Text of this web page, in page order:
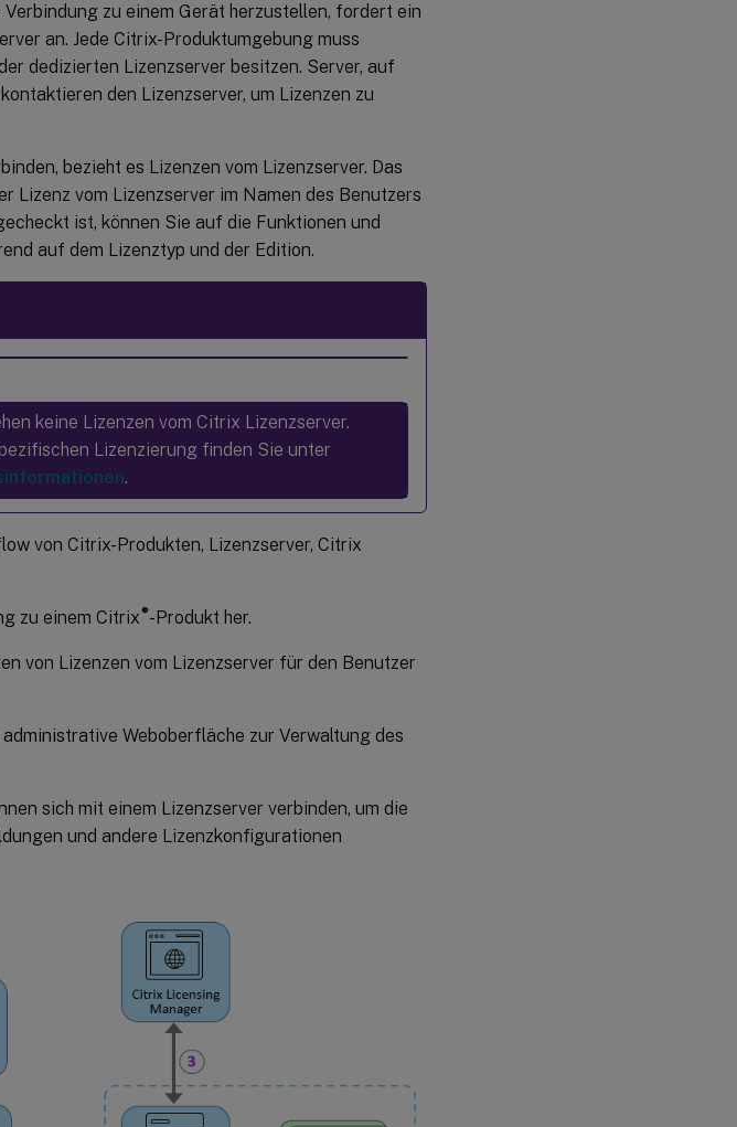
zu einem Gerät herzustellen, fordert ein
an. Jede Citrix-Produktumgebung muss
dedizierten Lizenzserver besitzen. Server, auf
den Lizenzserver, um Lizenzen zu
bezieht es Lizenzen vom Lizenzserver. Das
Lizenz vom Lizenzserver im Namen des Benutzers
ist, können Sie auf die Funktionen und
auf dem Lizenztyp und der Edition.
keine Lizenzen vom Citrix Lizenzserver.
Lizenzierung finden Sie unter
.
von Citrix-Produkten, Lizenzserver, Citrix
zu einem Citrix®-Produkt her.
von Lizenzen vom Lizenzserver für den Benutzer
Weboberfläche zur Verwaltung des
sich mit einem Lizenzserver verbinden, um die
und andere Lizenzkonfigurationen